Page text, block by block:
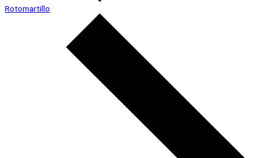
Rotomartillo